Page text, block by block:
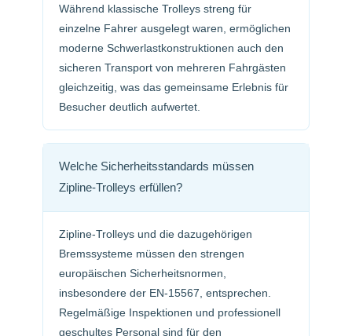
Während klassische Trolleys streng für
einzelne Fahrer ausgelegt waren, ermöglichen
moderne Schwerlastkonstruktionen auch den
sicheren Transport von mehreren Fahrgästen
gleichzeitig, was das gemeinsame Erlebnis für
Besucher deutlich aufwertet.
Welche Sicherheitsstandards müssen
Zipline-Trolleys erfüllen?
Zipline-Trolleys und die dazugehörigen
Bremssysteme müssen den strengen
europäischen Sicherheitsnormen,
insbesondere der EN-15567, entsprechen.
Regelmäßige Inspektionen und professionell
geschultes Personal sind für den